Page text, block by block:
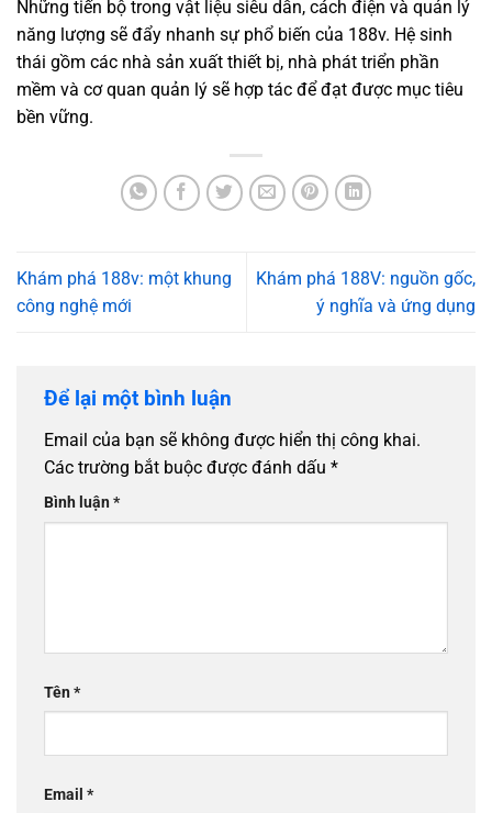
Những tiến bộ trong vật liệu siêu dẫn, cách điện và quản lý
năng lượng sẽ đẩy nhanh sự phổ biến của 188v. Hệ sinh
thái gồm các nhà sản xuất thiết bị, nhà phát triển phần
mềm và cơ quan quản lý sẽ hợp tác để đạt được mục tiêu
bền vững.
Khám phá 188v: một khung
công nghệ mới
Khám phá 188V: nguồn gốc,
ý nghĩa và ứng dụng
Để lại một bình luận
Email của bạn sẽ không được hiển thị công khai.
Các trường bắt buộc được đánh dấu *
Bình luận*
Tên*
Email *